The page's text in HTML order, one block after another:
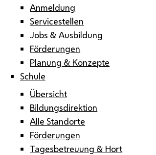
Anmeldung
Servicestellen
Jobs & Ausbildung
Förderungen
Planung & Konzepte
Schule
Übersicht
Bildungsdirektion
Alle Standorte
Förderungen
Tagesbetreuung & Hort